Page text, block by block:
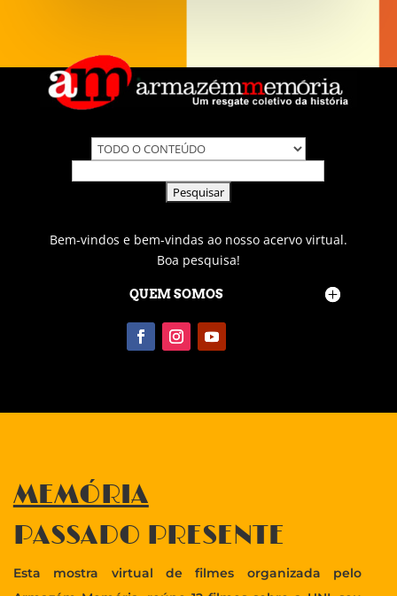
Bem-vindos e bem-vindas ao nosso acervo virtual.
Boa pesquisa!
QUEM SOMOS
MEMÓRIA
PASSADO PRESENTE
Esta mostra virtual de filmes organizada pelo